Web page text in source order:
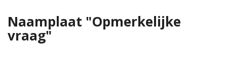
Naamplaat "Opmerkelijke
vraag"